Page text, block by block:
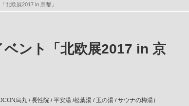
北欧展2017 in 京都」
ント「北欧展2017 in 京
烏丸 / 長性院 / 平安湯 /松葉湯 / 玉の湯 / サウナの梅湯）